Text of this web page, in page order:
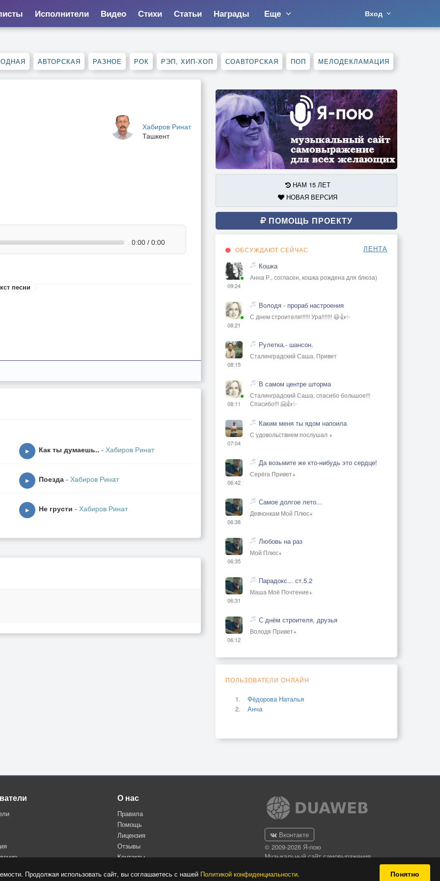
Продолжая использовать сайт, вы соглашаетесь с нашей Политикой конфиденциальности. Понятно
Исполнители Видео Стихи Статьи Награды Еще Вход
АВТОРСКАЯ РАЗНОЕ РОК РЭП, ХИП-ХОП СОАВТОРСКАЯ ПОП МЕЛОДЕКЛАМАЦИЯ
Хабиров Ринат
Ташкент
0:00 / 0:00
песни
▶ Как ты думаешь.. - Хабиров Ринат
▶ Поезда - Хабиров Ринат
▶ Не грусти - Хабиров Ринат
НАМ 15 ЛЕТ
НОВАЯ ВЕРСИЯ
ПОМОЩЬ ПРОЕКТУ
ОБСУЖДАЮТ СЕЙЧАС ЛЕНТА
09:24
Кошка
Анна Р., согласен, кошка рождена для блюза)
08:21
Володя - прораб настроения
С днем строителя!!!!!! Ура!!!!!!! 😃👍✨
08:15
Рулетка.- шансон.
Сталинградский Саша, Привет
08:11
В самом центре шторма
Сталинградский Саша, спасибо большое!!!
Спасибо!!! 🤗👍✨
07:04
Каким меня ты ядом напоила
С удовольствием послушал +
06:42
Да возьмите же кто-нибудь это сердце!
Серёга Привет+
06:38
Самое долгое лето...
Девчонкам Мой Плюс+
06:35
Любовь на раз
Мой Плюс+
06:31
Парадокс... ст.5.2
Маша Моё Почтение+
06:12
С днём строителя, друзья
Володя Привет+
ПОЛЬЗОВАТЕЛИ ОНЛАЙН
Фёдорова Наталья
Анча
О нас
Правила
Помощь
Лицензия
Отзывы
Контакты
Вконтакте
© 2009-2026 Я-пою
Музыкальный сайт самовыражения